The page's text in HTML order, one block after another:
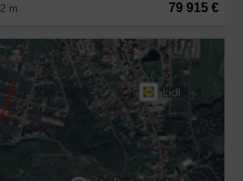
m 79 915 €